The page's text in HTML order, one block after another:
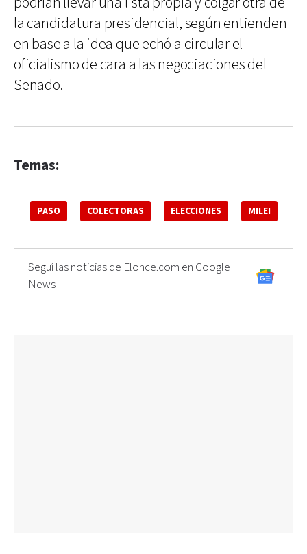
la candidatura presidencial, según entienden
en base a la idea que echó a circular el
oficialismo de cara a las negociaciones del
Senado.
Temas:
PASO COLECTORAS ELECCIONES MILEI
Seguí las noticias de Elonce.com en Google
News